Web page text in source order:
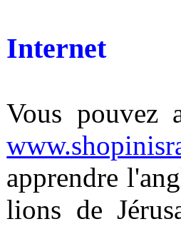
Internet
Vous pouvez
apprendre
lions de